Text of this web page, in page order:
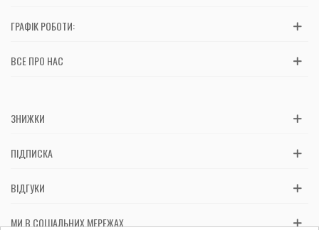
ГРАФІК РОБОТИ:
ВСЕ ПРО НАС
ЗНИЖКИ
ПІДПИСКА
ВІДГУКИ
МИ В СОЦІАЛЬНИХ МЕРЕЖАХ